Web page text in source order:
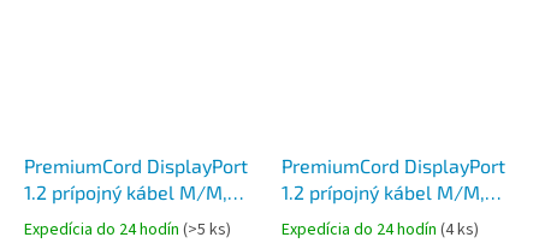
PremiumCord DisplayPort
1.2 prípojný kábel M/M,
pozlátené konektory, 5m
Expedícia do 24 hodín (>5 ks)
PremiumCord DisplayPort
1.2 prípojný kábel M/M,
pozlátené konektory, 3m
Expedícia do 24 hodín (4 ks)